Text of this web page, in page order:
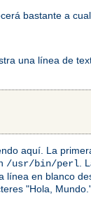
bastante a
una línea de
aquí. La
/usr/bin/perl .
en blanco
"Hola,